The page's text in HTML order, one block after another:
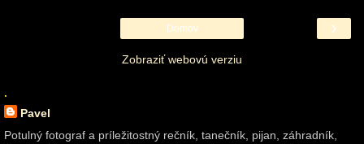
›
Domov
Zobraziť webovú verziu
.
Pavel
Potulný fotograf a príležitostný rečník, tanečník, pijan, záhradník,